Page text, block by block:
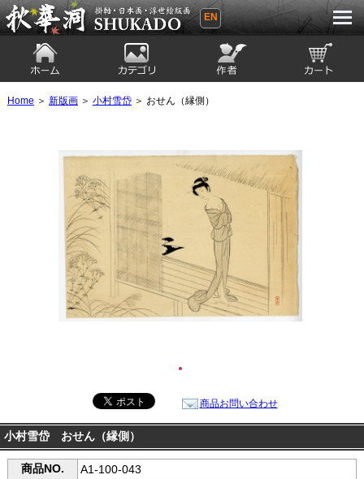
秋華洞 SHUKADO 掛軸・日本画・浮世
EN
Home ＞ 新版画＞ 小村雪岱＞ おせん（縁側）
●
商品お問い合わせ
小村雪岱 おせん（縁側）
商品NO.
A1-100-043